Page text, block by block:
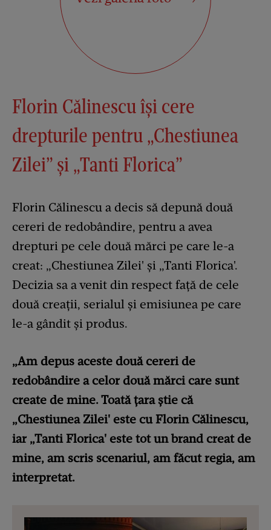
Florin Călinescu își cere
drepturile pentru „Chestiunea
Zilei” și „Tanti Florica”
Florin Călinescu a decis să depună două
cereri de redobândire, pentru a avea
drepturi pe cele două mărci pe care le-a
creat: „Chestiunea Zilei' și „Tanti Florica'.
Decizia sa a venit din respect față de cele
două creații, serialul și emisiunea pe care
le-a gândit și produs.
„Am depus aceste două cereri de
redobândire a celor două mărci care sunt
create de mine. Toată țara știe că
„Chestiunea Zilei' este cu Florin Călinescu,
iar „Tanti Florica' este tot un brand creat de
mine, am scris scenariul, am făcut regia, am
interpretat.